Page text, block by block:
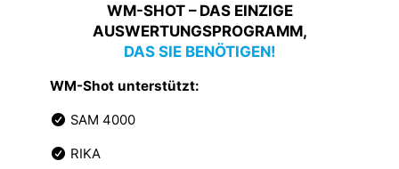
WM-SHOT – DAS EINZIGE
AUSWERTUNGSPROGRAMM,
DAS SIE BENÖTIGEN!
WM-Shot unterstützt:
SAM 4000
RIKA